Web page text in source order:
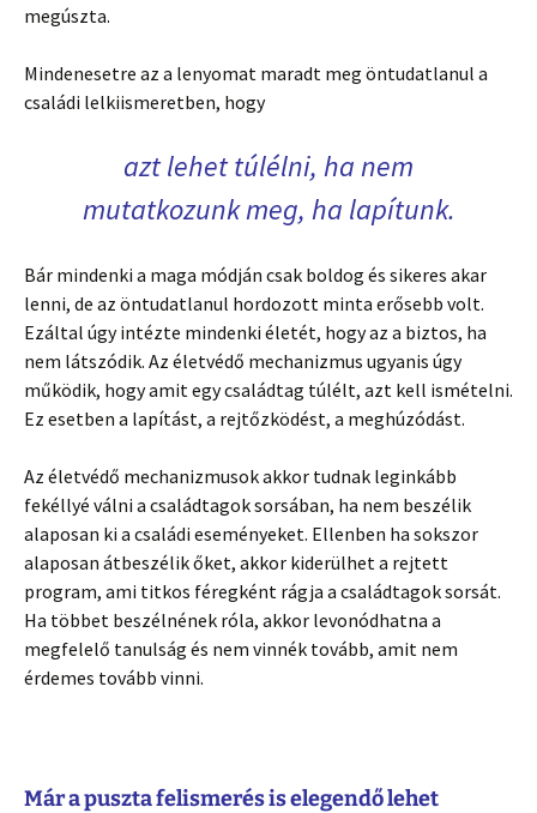
megúszta.
Mindenesetre az a lenyomat maradt meg öntudatlanul a
családi lelkiismeretben, hogy
azt lehet túlélni, ha nem
mutatkozunk meg, ha lapítunk.
Bár mindenki a maga módján csak boldog és sikeres akar
lenni, de az öntudatlanul hordozott minta erősebb volt.
Ezáltal úgy intézte mindenki életét, hogy az a biztos, ha
nem látszódik. Az életvédő mechanizmus ugyanis úgy
működik, hogy amit egy családtag túlélt, azt kell ismételni.
Ez esetben a lapítást, a rejtőzködést, a meghúzódást.
Az életvédő mechanizmusok akkor tudnak leginkább
fekéllyé válni a családtagok sorsában, ha nem beszélik
alaposan ki a családi eseményeket. Ellenben ha sokszor
alaposan átbeszélik őket, akkor kiderülhet a rejtett
program, ami titkos féregként rágja a családtagok sorsát.
Ha többet beszélnének róla, akkor levonódhatna a
megfelelő tanulság és nem vinnék tovább, amit nem
érdemes tovább vinni.
Már a puszta felismerés is elegendő lehet